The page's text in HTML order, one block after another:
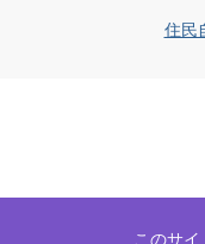
住民
このサイ